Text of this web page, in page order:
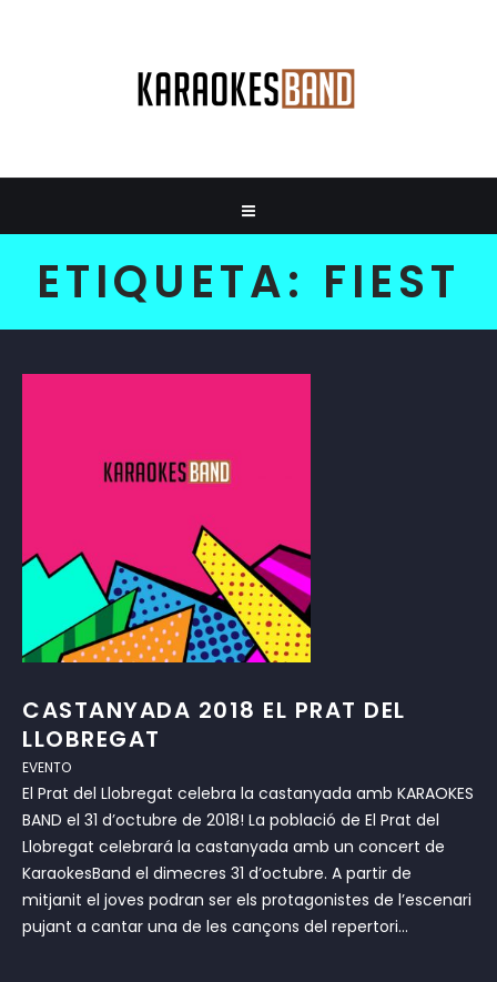
ETIQUETA: FIEST
CASTANYADA 2018 EL PRAT DEL
LLOBREGAT
EVENTO
El Prat del Llobregat celebra la castanyada amb KARAOKES
BAND el 31 d’octubre de 2018! La població de El Prat del
Llobregat celebrará la castanyada amb un concert de
KaraokesBand el dimecres 31 d’octubre. A partir de
mitjanit el joves podran ser els protagonistes de l’escenari
pujant a cantar una de les cançons del repertori...